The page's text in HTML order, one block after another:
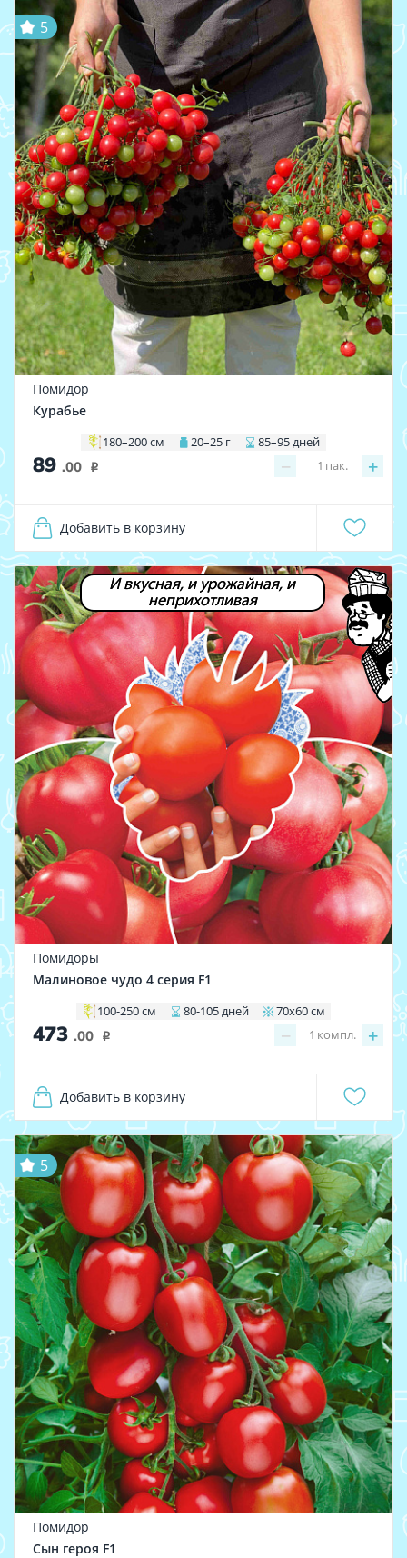
5
Помидор
Курабье
180–200 см 20–25 г 85–95 дней
89 .00 i − +
1 пак.
Добавить в корзину
И вкусная, и урожайная, и
неприхотливая
Помидоры
Малиновое чудо 4 серия F1
100-250 см 80-105 дней 70х60 см
473 .00 i − +
1 компл.
Добавить в корзину
5
Помидор
Сын героя F1